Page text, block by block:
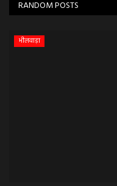
RANDOM POSTS
भीलवाड़ा